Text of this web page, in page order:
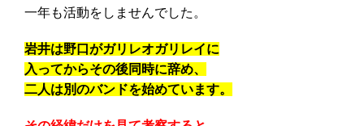
一年も活動をしませんでした。
岩井は野口がガリレオガリレイに
入ってからその後同時に辞め、
二人は別のバンドを始めています。